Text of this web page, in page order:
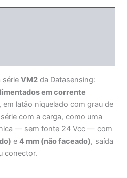
série VM2 da Datasensing:
em corrente
, em latão niquelado com grau de
com a carga, como uma
— sem fonte 24 Vcc — com
e 4 mm (não faceado), saída
conector.